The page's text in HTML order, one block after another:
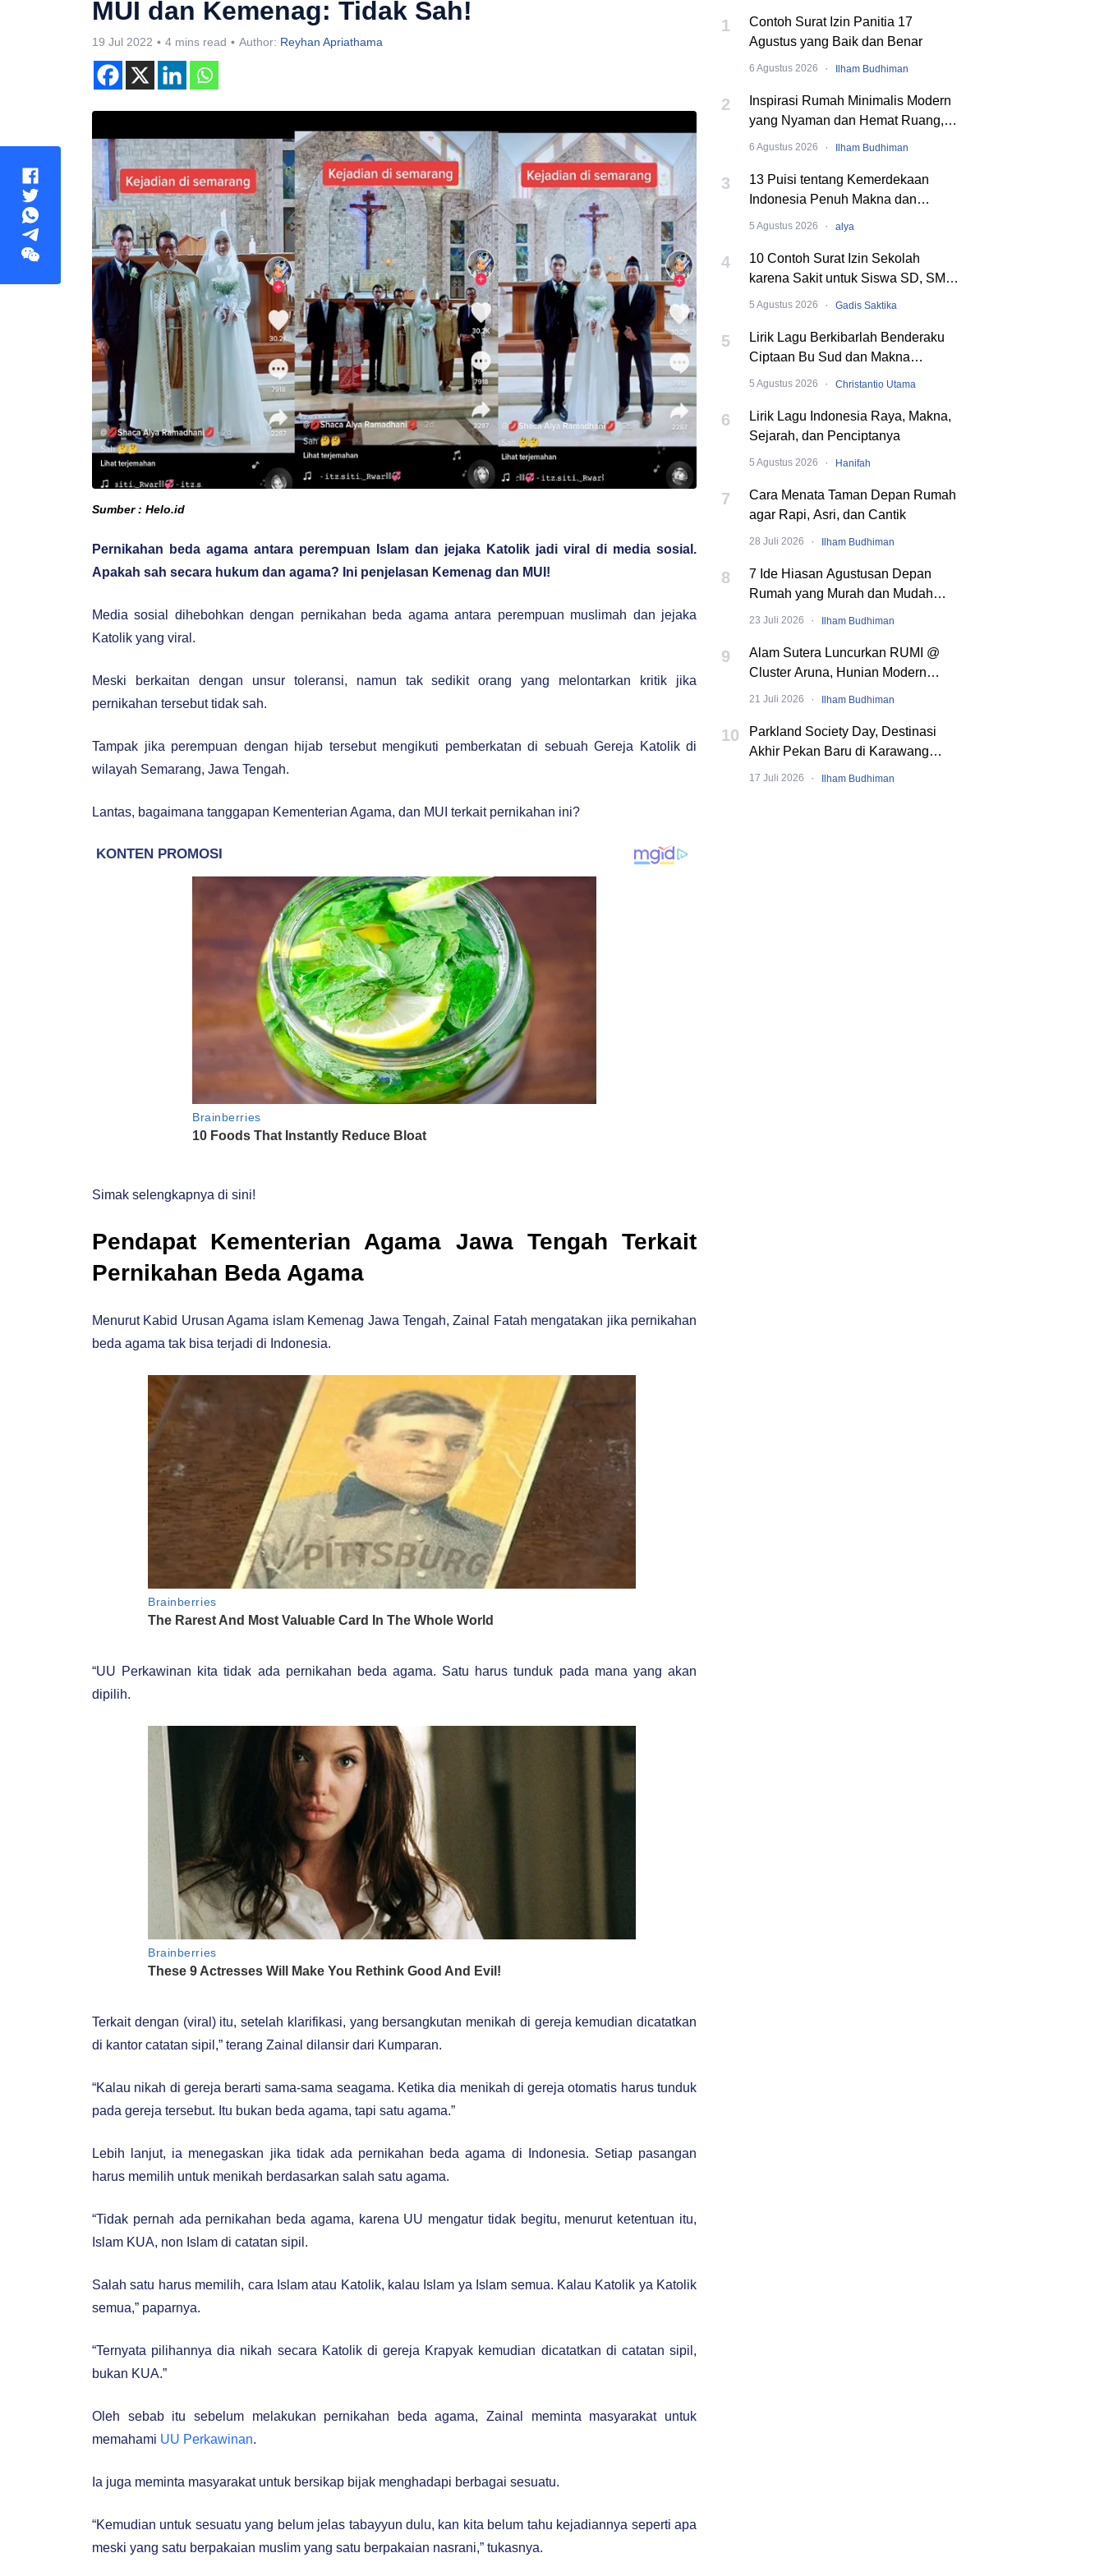
MUI dan Kemenag: Tidak Sah!
19 Jul 2022 4 mins read Author: Reyhan Apriathama
1
Contoh Surat Izin Panitia 17
Agustus yang Baik dan Benar
6 Agustus 2026 · Ilham Budhiman
2
Inspirasi Rumah Minimalis Modern
yang Nyaman dan Hemat Ruang,
Begini Cara Merancangnya!
6 Agustus 2026 · Ilham Budhiman
3
13 Puisi tentang Kemerdekaan
Indonesia Penuh Makna dan
Menyentuh Hati
5 Agustus 2026 · alya
4
10 Contoh Surat Izin Sekolah
karena Sakit untuk Siswa SD, SMP,
hingga SMA
5 Agustus 2026 · Gadis Saktika
5
Lirik Lagu Berkibarlah Benderaku
Ciptaan Bu Sud dan Makna
Dibaliknya
5 Agustus 2026 · Christantio Utama
6
Lirik Lagu Indonesia Raya, Makna,
Sejarah, dan Penciptanya
5 Agustus 2026 · Hanifah
7
Cara Menata Taman Depan Rumah
agar Rapi, Asri, dan Cantik
28 Juli 2026 · Ilham Budhiman
8
7 Ide Hiasan Agustusan Depan
Rumah yang Murah dan Mudah
Dibuat
23 Juli 2026 · Ilham Budhiman
9
Alam Sutera Luncurkan RUMI @
Cluster Aruna, Hunian Modern
Tropical 2 Lantai di Downtown Alam
21 Juli 2026 · Ilham Budhiman
10
Parkland Society Day, Destinasi
Akhir Pekan Baru di Karawang
dengan Pengalaman Berbeda.
17 Juli 2026 · Ilham Budhiman
Sumber : Helo.id
Pernikahan beda agama antara perempuan Islam dan jejaka Katolik jadi viral di media sosial.
Apakah sah secara hukum dan agama? Ini penjelasan Kemenag dan MUI!
Media sosial dihebohkan dengan pernikahan beda agama antara perempuan muslimah dan jejaka
Katolik yang viral.
Meski berkaitan dengan unsur toleransi, namun tak sedikit orang yang melontarkan kritik jika
pernikahan tersebut tidak sah.
Tampak jika perempuan dengan hijab tersebut mengikuti pemberkatan di sebuah Gereja Katolik di
wilayah Semarang, Jawa Tengah.
Lantas, bagaimana tanggapan Kementerian Agama, dan MUI terkait pernikahan ini?
Simak selengkapnya di sini!
Pendapat Kementerian Agama Jawa Tengah Terkait
Pernikahan Beda Agama
Menurut Kabid Urusan Agama islam Kemenag Jawa Tengah, Zainal Fatah mengatakan jika pernikahan
beda agama tak bisa terjadi di Indonesia.
“UU Perkawinan kita tidak ada pernikahan beda agama. Satu harus tunduk pada mana yang akan
dipilih.
Terkait dengan (viral) itu, setelah klarifikasi, yang bersangkutan menikah di gereja kemudian dicatatkan
di kantor catatan sipil,” terang Zainal dilansir dari Kumparan.
“Kalau nikah di gereja berarti sama-sama seagama. Ketika dia menikah di gereja otomatis harus tunduk
pada gereja tersebut. Itu bukan beda agama, tapi satu agama.”
Lebih lanjut, ia menegaskan jika tidak ada pernikahan beda agama di Indonesia. Setiap pasangan
harus memilih untuk menikah berdasarkan salah satu agama.
“Tidak pernah ada pernikahan beda agama, karena UU mengatur tidak begitu, menurut ketentuan itu,
Islam KUA, non Islam di catatan sipil.
Salah satu harus memilih, cara Islam atau Katolik, kalau Islam ya Islam semua. Kalau Katolik ya Katolik
semua,” paparnya.
“Ternyata pilihannya dia nikah secara Katolik di gereja Krapyak kemudian dicatatkan di catatan sipil,
bukan KUA.”
Oleh sebab itu sebelum melakukan pernikahan beda agama, Zainal meminta masyarakat untuk
memahami UU Perkawinan.
Ia juga meminta masyarakat untuk bersikap bijak menghadapi berbagai sesuatu.
“Kemudian untuk sesuatu yang belum jelas tabayyun dulu, kan kita belum tahu kejadiannya seperti apa
meski yang satu berpakaian muslim yang satu berpakaian nasrani,” tukasnya.